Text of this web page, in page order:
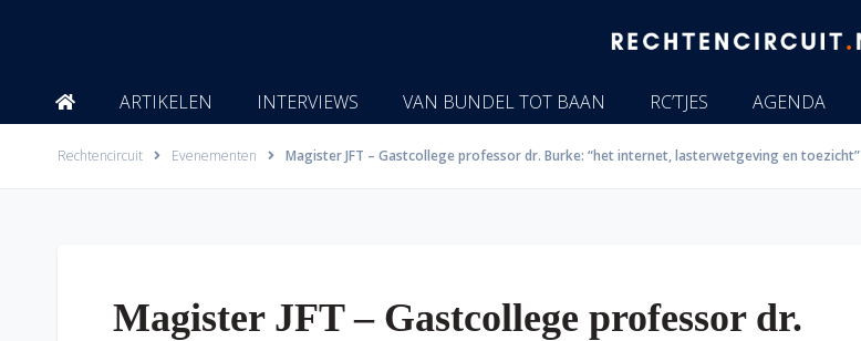
ARTIKELEN INTERVIEWS VAN BUNDEL TOT BAAN RC’TJES AGENDA
Rechtencircuit Evenementen Magister JFT – Gastcollege professor dr. Burke: “het internet, lasterwetgeving en toezicht”
Magister JFT – Gastcollege professor dr.